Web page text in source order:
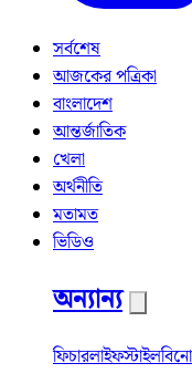
সর্বশেষ
আজকের পত্রিকা
বাংলাদেশ
আন্তর্জাতিক
খেলা
অর্থনীতি
মতামত
ভিডিও
অন্যান্য
ফিচারলাইফস্টাইল